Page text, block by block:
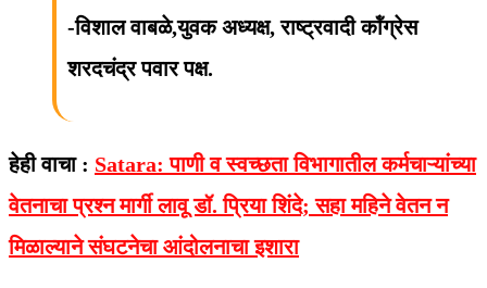
-विशाल वाबळे,युवक अध्यक्ष, राष्ट्रवादी कॉंग्रेस
शरदचंद्र पवार पक्ष.
हेही वाचा : Satara: पाणी व स्वच्छता विभागातील कर्मचाऱ्यांच्या
वेतनाचा प्रश्न मार्गी लावू डॉ. प्रिया शिंदे; सहा महिने वेतन न
मिळाल्याने संघटनेचा आंदोलनाचा इशारा